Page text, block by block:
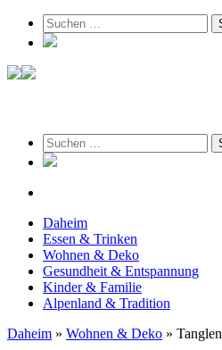
Suchen
nach:
Suchen
nach:
Daheim
Essen & Trinken
Wohnen & Deko
Gesundheit & Entspannung
Kinder & Familie
Alpenland & Tradition
Daheim » Wohnen & Deko » Tanglen